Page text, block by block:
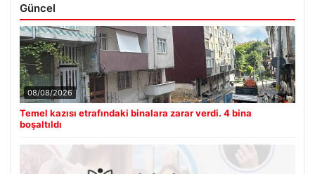
Güncel
08/08/2026
Temel kazısı etrafındaki binalara zarar verdi. 4 bina
boşaltıldı